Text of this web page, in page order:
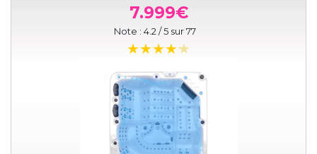
7.999€
Note : 4.2 / 5 sur77